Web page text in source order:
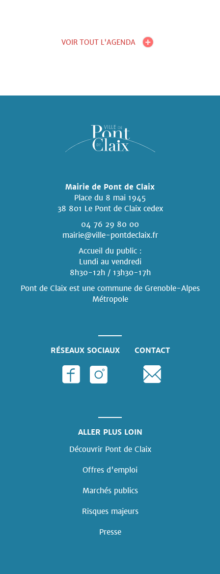
VOIR TOUT L'AGENDA
Mairie de Pont de Claix
Place du 8 mai 1945
38 801 Le Pont de Claix cedex
04 76 29 80 00
mairie@ville-pontdeclaix.fr
Accueil du public :
Lundi au vendredi
8h30-12h / 13h30-17h
Pont de Claix est une commune de Grenoble-Alpes
Métropole
RÉSEAUX SOCIAUX CONTACT
ALLER PLUS LOIN
Découvrir Pont de Claix
Offres d'emploi
Marchés publics
Risques majeurs
Presse